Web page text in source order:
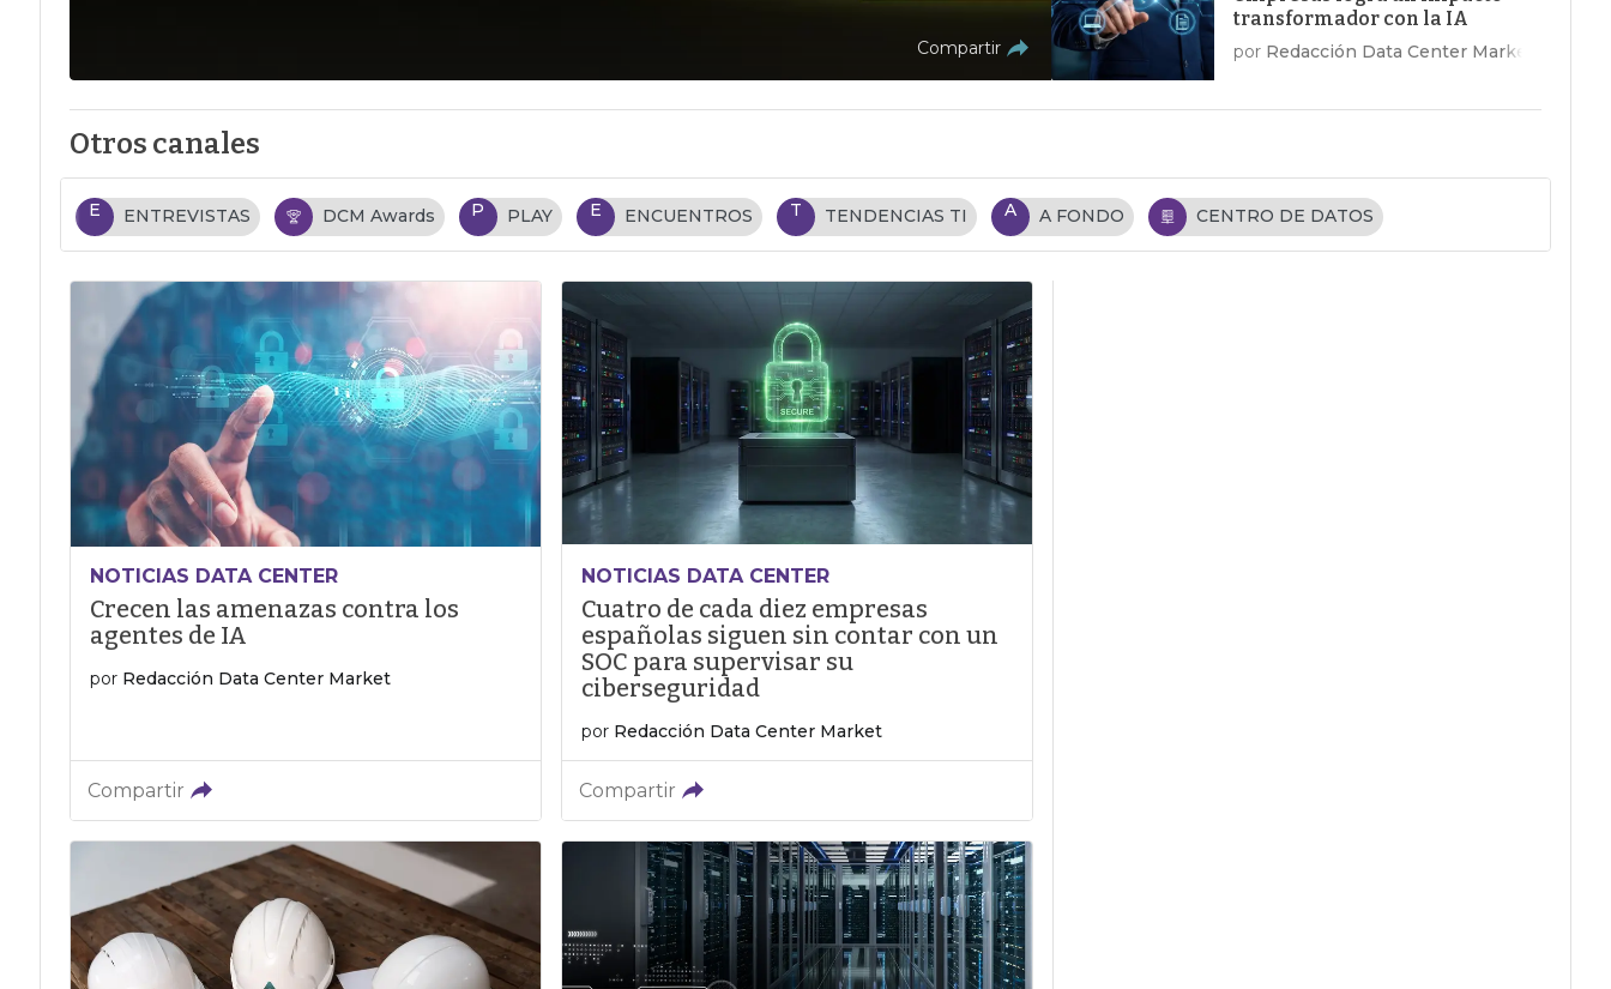
Compartir
transformador con la IA
por Redacción Data Center Market
Otros canales
E ENTREVISTAS DCM Awards P PLAY E ENCUENTROS T TENDENCIAS TI A A FONDO CENTRO DE DATOS
NOTICIAS DATA CENTER
Crecen las amenazas contra los
agentes de IA
por Redacción Data Center Market
Compartir
NOTICIAS DATA CENTER
Cuatro de cada diez empresas
españolas siguen sin contar con un
SOC para supervisar su
ciberseguridad
por Redacción Data Center Market
Compartir